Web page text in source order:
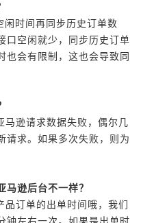
闲时间再同步历史订单数
口空闲就少，同步历史订单
也会有限制，这也会导致同
马逊请求数据失败，偶尔几
请求。如果多次失败，则为
逊后台不一样？
订单的出单时间哦，我们
钟左右一次。如果是出单时